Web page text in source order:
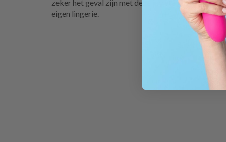
zeker het geval zijn met deze jarretelgordel die
eigen lingerie.